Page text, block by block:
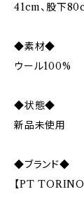
41cm、股下
◆素材◆
ウール100%
◆状態◆
新品未使用
◆ブランド◆
【PT TORINO/